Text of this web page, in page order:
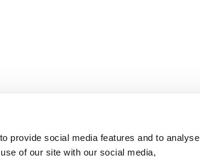
provide social media features and to analyse
of our site with our social media,